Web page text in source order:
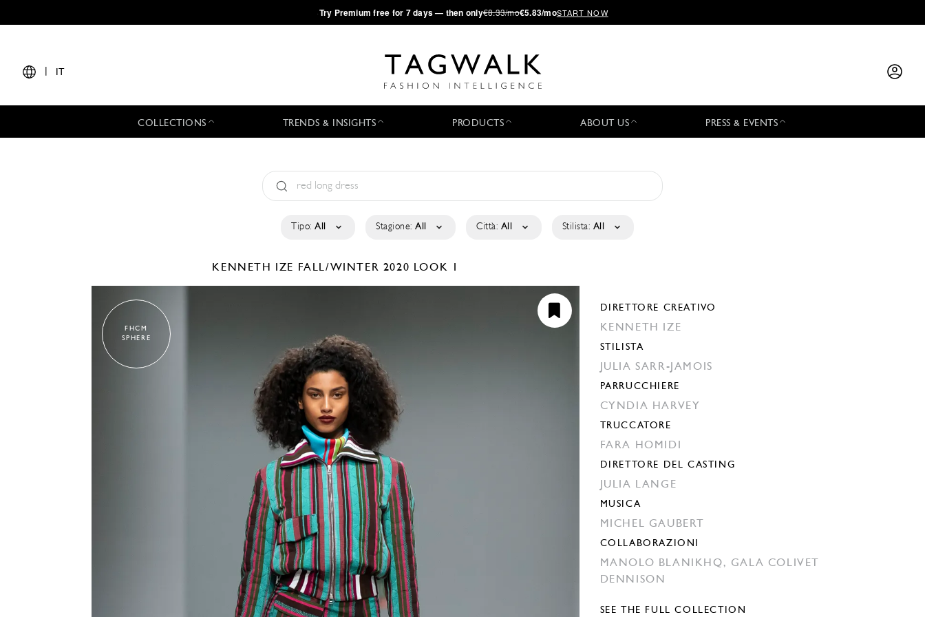
·Try Premium free for 7 days — then only€8.33/mo€5.83/moSTART NOW
IT
COLLECTIONS TRENDS & INSIGHTS PRODUCTS ABOUT US PRESS & EVENTS
Tipo: All Stagione: All Città: All Stilista: All
KENNETH IZE FALL/WINTER 2020 LOOK 1
FHCM
SPHERE
DIRETTORE CREATIVO
KENNETH IZE
STILISTA
JULIA SARR-JAMOIS
PARRUCCHIERE
CYNDIA HARVEY
TRUCCATORE
FARA HOMIDI
DIRETTORE DEL CASTING
JULIA LANGE
MUSICA
MICHEL GAUBERT
COLLABORAZIONI
MANOLO BLANIKHQ, GALA COLIVET
DENNISON
SEE THE FULL COLLECTION